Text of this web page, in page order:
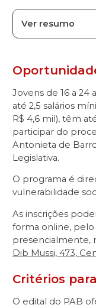
Ver resumo
Jovens de 16 a 24
até 2,5 salários
R$ 4,6 mil), têm
participar do
Antonieta de
Legislativa.
O programa é
vulnerabilidade
As inscrições
forma online, pelo
presencialmente,
Dib Mussi, 473,
Critérios
O edital do PAB